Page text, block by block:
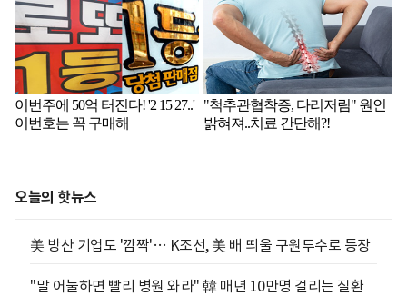
오늘의 핫뉴스
美 방산 기업도 '깜짝'… K조선, 美 배 띄울 구원투수로 등장
"말 어눌하면 빨리 병원 와라" 韓 매년 10만명 걸리는 질환